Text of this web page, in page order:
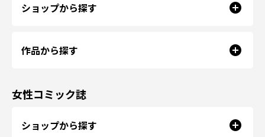
ショップから探す
作品から探す
女性コミック誌
ショップから探す